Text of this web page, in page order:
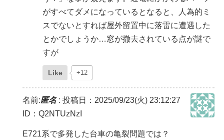
がすべてダメになっているとなると、人為的ミ
スでないとすれば屋外留置中に落雷に遭遇した
とかでしょうか…窓が撤去されている点が謎で
すが
Like +12
名前:匿名: 投稿日：2025/09/23(火) 23:12:27
ID：Q2NTUzNzI
E721系で多発した台車の亀裂問題では？